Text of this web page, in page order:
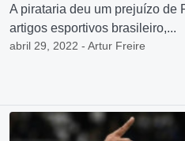
A pirataria deu um prejuízo de
artigos esportivos brasileiro,...
abril 29, 2022 - Artur Freire